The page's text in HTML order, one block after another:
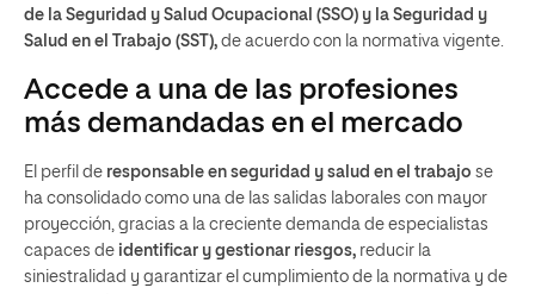
de la Seguridad y Salud Ocupacional (SSO) y la Seguridad y
Salud en el Trabajo (SST), de acuerdo con la normativa vigente.
Accede a una de las profesiones
más demandadas en el mercado
El perfil de responsable en seguridad y salud en el trabajo se
ha consolidado como una de las salidas laborales con mayor
proyección, gracias a la creciente demanda de especialistas
capaces de identificar y gestionar riesgos, reducir la
siniestralidad y garantizar el cumplimiento de la normativa y de